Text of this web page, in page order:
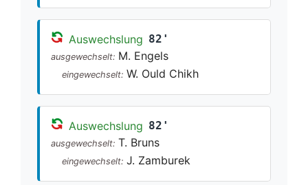
Auswechslung 82'
ausgewechselt: M. Engels
eingewechselt: W. Ould Chikh
Auswechslung 82'
ausgewechselt: T. Bruns
eingewechselt: J. Zamburek